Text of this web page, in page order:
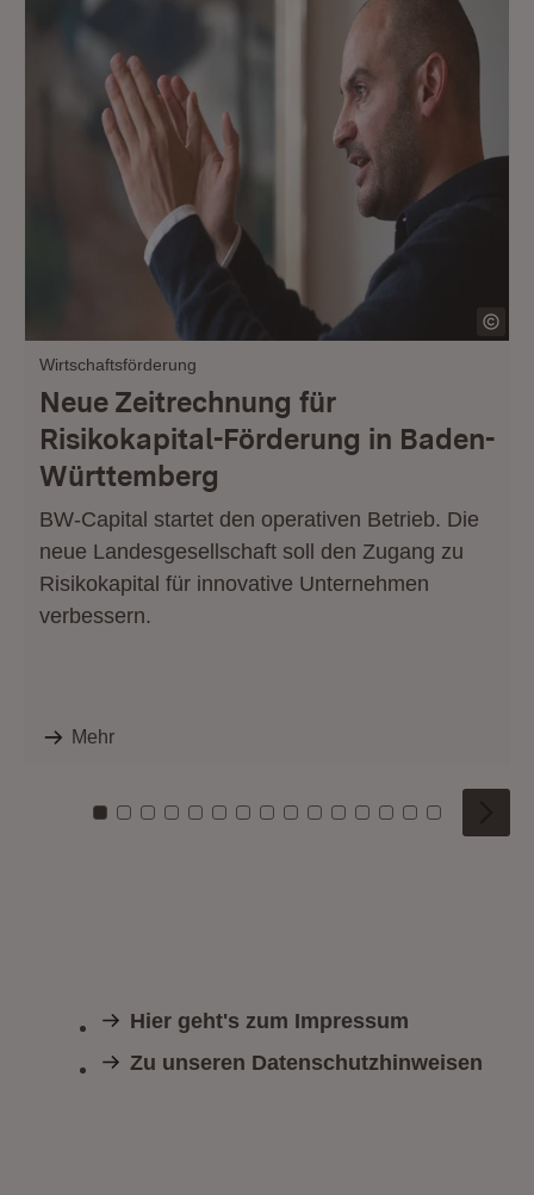
Wirtschaftsförderung
Neue Zeitrechnung für
Risikokapital-Förderung in Baden-
Württemberg
BW-Capital startet den operativen Betrieb. Die
neue Landesgesellschaft soll den Zugang zu
Risikokapital für innovative Unternehmen
verbessern.
Mehr
Zu Kachel: 0
Zu Kachel: 1
Zu Kachel: 2
Zu Kachel: 3
Zu Kachel: 4
Zu Kachel: 5
Zu Kachel: 6
Zu Kachel: 7
Zu Kachel: 8
Zu Kachel: 9
Zu Kachel: 10
Zu Kachel: 11
Zu Kachel: 12
Zu Kachel:
Zu
Hier geht's zum Impressum
Zu unseren Datenschutzhinweisen